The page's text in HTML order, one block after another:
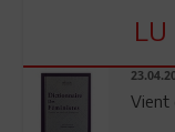
LU
Vient